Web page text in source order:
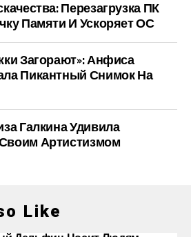
Перезагрузка ПК
Памяти И Ускоряет ОС
Загорают»: Анфиса
Пикантный Снимок На
Галкина Удивила
Артистизмом
Like